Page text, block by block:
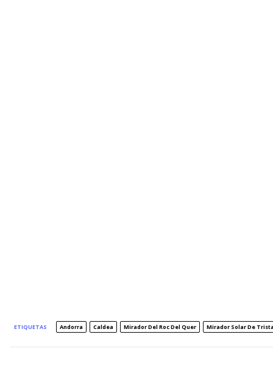
ETIQUETAS Andorra Caldea Mirador Del Roc Del Quer Mirador Solar De